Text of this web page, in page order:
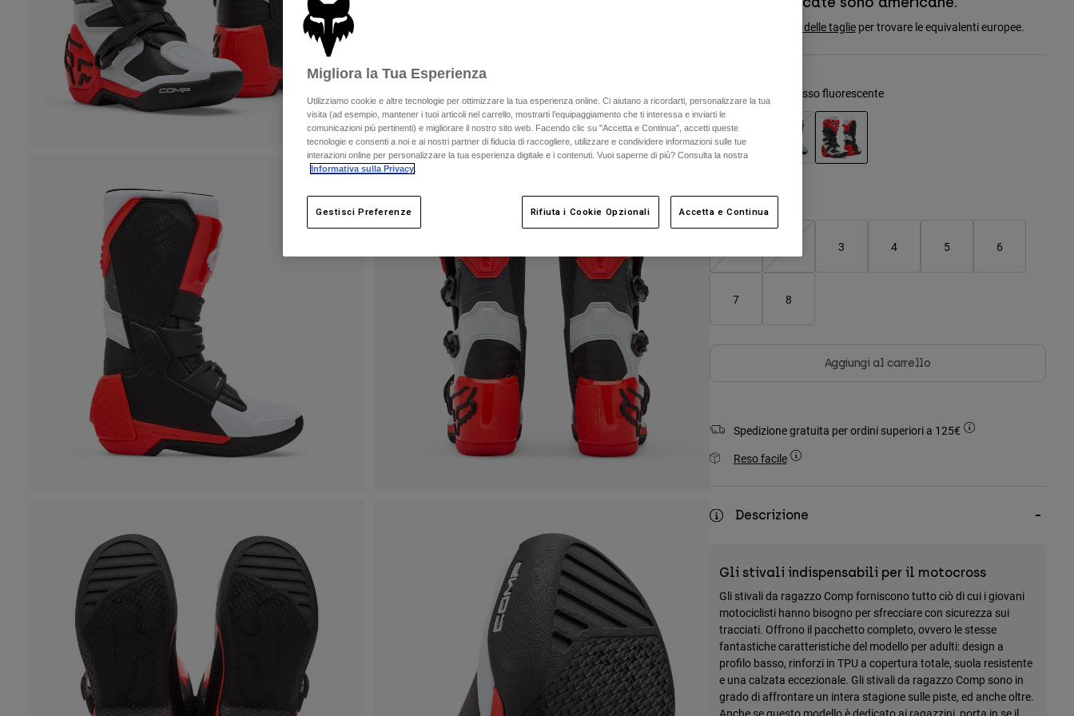
tabella delle taglieper trovare le equivalenti europee.
Bianco/Rosso fluorescente
Tabella taglie
3 4 5 6
7 8
Aggiungi al carrello
Spedizione gratuita per ordini superiori a 125€
Reso facile
Descrizione
Gli stivali indispensabili per il motocross
Gli stivali da ragazzo Comp forniscono tutto ciò di cui i giovani
motociclisti hanno bisogno per sfrecciare con sicurezza sui
tracciati. Offrono il pacchetto completo, ovvero le stesse
fantastiche caratteristiche del modello per adulti: design a
profilo basso, rinforzi in TPU a copertura totale, suola resistente
e una calzata eccezionale. Gli stivali da ragazzo Comp sono in
grado di affrontare un intera stagione sulle piste, ed anche oltre.
Migliora la Tua Esperienza
Utilizziamo cookie e altre tecnologie per ottimizzare la tua esperienza online. Ci aiutano a ricordarti, personalizzare la tua
visita (ad esempio, mantener i tuoi articoli nel carrello, mostrarti l’equipaggiamento che ti interessa e inviarti le
comunicazioni più pertinenti) e migliorare il nostro sito web. Facendo clic su "Accetta e Continua", accetti queste
tecnologie e consenti a noi e ai nostri partner di fiducia di raccogliere, utilizzare e condividere informazioni sulle tue
interazioni online per personalizzare la tua esperienza digitale e i contenuti. Vuoi saperne di più? Consulta la nostra
Informativa sulla Privacy
Gestisci Preferenze Rifiuta i Cookie Opzionali Accetta e Continua